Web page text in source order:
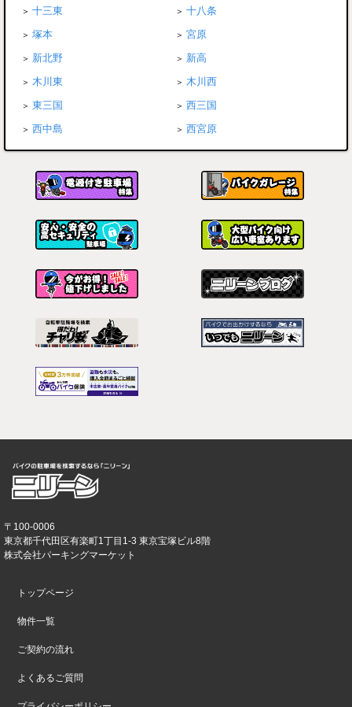
十三東
十八条
塚本
宮原
新北野
新高
木川東
木川西
東三国
西三国
西中島
西宮原
〒100-0006
東京都千代田区有楽町1丁目1-3 東京宝塚ビル8階
株式会社パーキングマーケット
トップページ
物件一覧
ご契約の流れ
よくあるご質問